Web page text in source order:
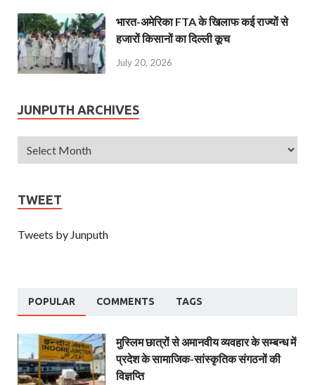
भारत-अमेरिका FTA के खिलाफ कई राज्यों से
हजारों किसानों का दिल्ली कूच
July 20, 2026
JUNPUTH ARCHIVES
TWEET
Tweets by Junputh
POPULAR COMMENTS TAGS
मुस्लिम छात्रों से अमानवीय व्यवहार के सम्बन्ध में
प्रदेश के सामाजिक-सांस्कृतिक संगठनों की
विज्ञप्ति